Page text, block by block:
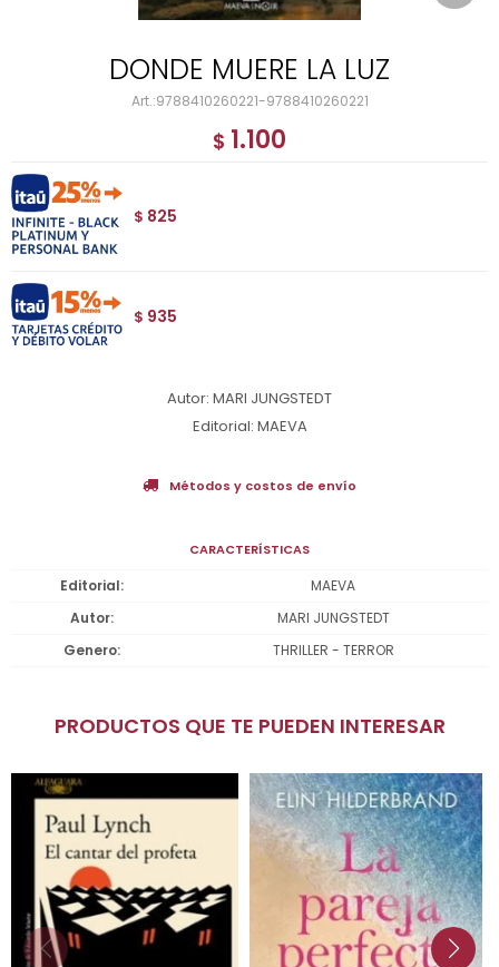
DONDE MUERE LA LUZ
9788410260221-9788410260221
$ 1.100
$ 825
$ 935
Autor: MARI JUNGSTEDT
Editorial: MAEVA
Métodos y costos de envío
CARACTERÍSTICAS
Editorial
MAEVA
Autor
MARI JUNGSTEDT
Genero
THRILLER - TERROR
PRODUCTOS QUE TE PUEDEN INTERESAR